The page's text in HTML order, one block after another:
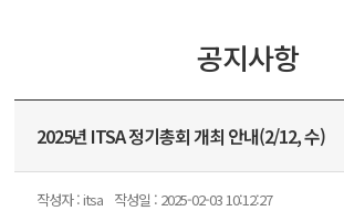
공지사항
2025년 ITSA 정기총회 개최 안내(2/12, 수)
작성자 : itsa 작성일 : 2025-02-03 10:12:27